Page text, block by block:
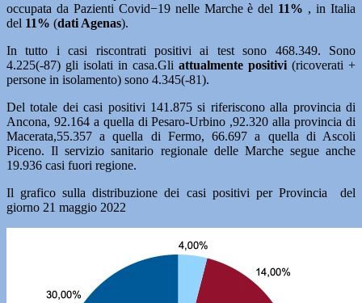
occupata da Pazienti Covid−19 nelle Marche è del 11% , in Italia
del 11% (dati Agenas).
In tutto i casi riscontrati positivi ai test sono 468.349. Sono
4.225(-87) gli isolati in casa.Gli attualmente positivi (ricoverati +
persone in isolamento) sono 4.345(-81).
Del totale dei casi positivi 141.875 si riferiscono alla provincia di
Ancona, 92.164 a quella di Pesaro-Urbino ,92.320 alla provincia di
Macerata,55.357 a quella di Fermo, 66.697 a quella di Ascoli
Piceno. Il servizio sanitario regionale delle Marche segue anche
19.936 casi fuori regione.
Il grafico sulla distribuzione dei casi positivi per Provincia del
giorno 21 maggio 2022